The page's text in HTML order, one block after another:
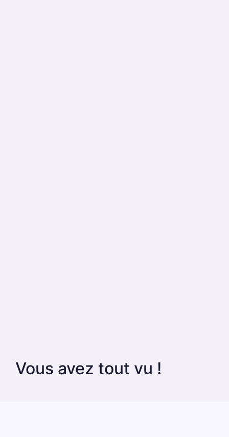
Vous avez tout vu !